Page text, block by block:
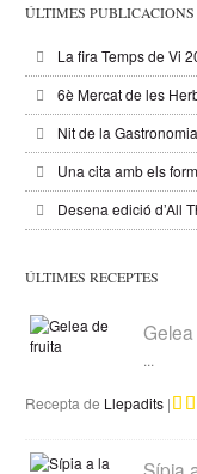
ÚLTIMES PUBLICACIONS
La fira Temps de Vi
6è Mercat de les
Nit de la
Una cita amb els
Desena edició d’All
ÚLTIMES RECEPTES
...
Recepta de Llepadits |